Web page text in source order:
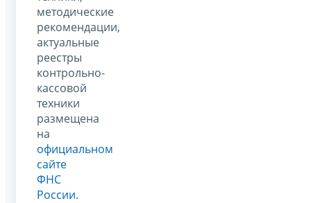
методические
рекомендации,
актуальные
реестры
контрольно-
кассовой
техники
размещена
на
официальном
сайте
ФНС
России.